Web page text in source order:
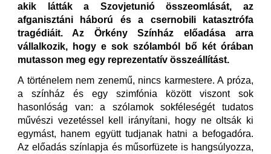
akik látták a Szovjetunió összeomlását, az
afganisztáni háború és a csernobili katasztrófa
tragédiáit. Az Örkény Színház előadása arra
vállalkozik, hogy e sok szólamból bő két órában
mutasson meg egy reprezentatív összeállítást.
A történelem nem zenemű, nincs karmestere. A próza,
a színház és egy szimfónia között viszont sok
hasonlóság van: a szólamok sokféleségét tudatos
művészi vezetéssel kell irányítani, hogy ne oltsák ki
egymást, hanem együtt tudjanak hatni a befogadóra.
Az előadás színlapja és műsorfüzete is hangsúlyozza,